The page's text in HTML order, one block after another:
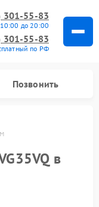
301-55-83
10:00 до 20:00
301-55-83
по РФ
Позвонить
в